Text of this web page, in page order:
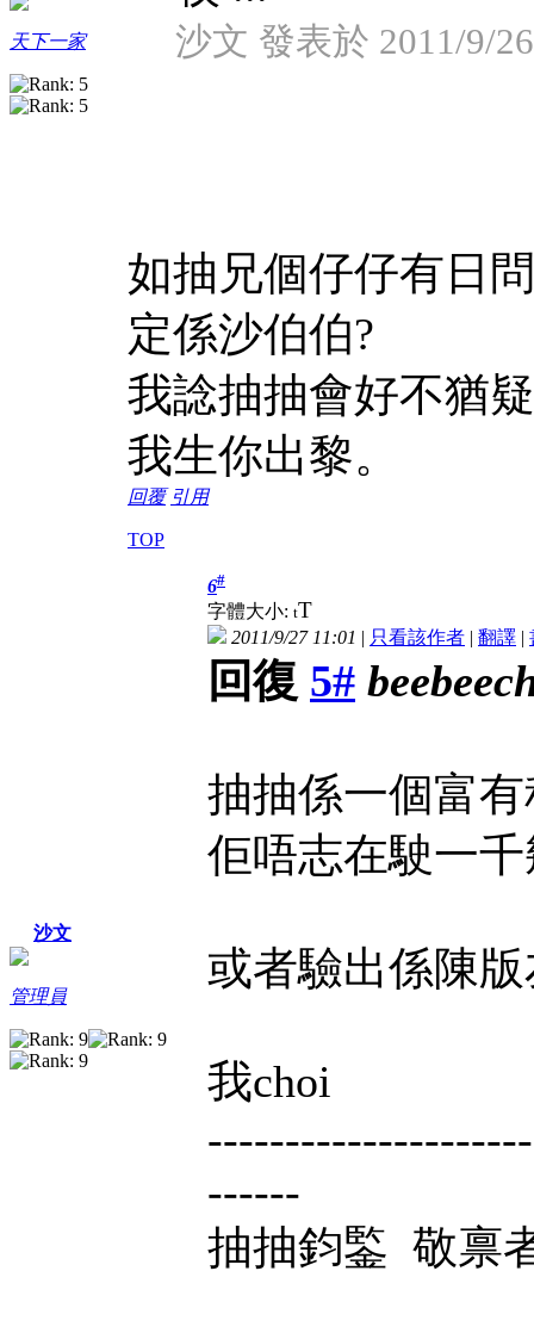
天下一家 沙文 發表於 2011/9/
如抽兄個仔仔有日
定係沙伯伯?
我諗抽抽會好不猶
我生你出黎。
回覆 引用
TOP
沙文
管理員
6#
字體大小: tT
2011/9/27 11:01 | 只看該作者 | 翻譯 |
回復 5#
抽抽係一個富
佢唔志在駛一
或者驗出係陳版
我choi
------
抽抽鈞鍳 敬禀